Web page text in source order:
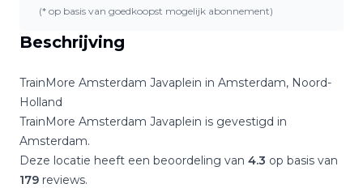
Beschrijving
TrainMore Amsterdam Javaplein in Amsterdam, Noord-
Holland
TrainMore Amsterdam Javaplein is gevestigd in
Amsterdam.
Deze locatie heeft een beoordeling van 4.3 op basis van
179 reviews.
(* op basis van goedkoopst mogelijk abonnement)